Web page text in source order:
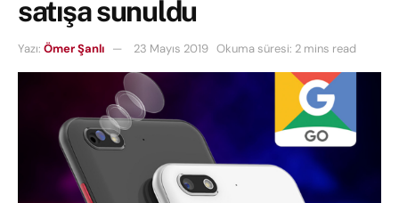
satışa sunuldu
Yazı: Ömer Şanlı 23 Mayıs 2019 Okuma süresi: 2 mins read